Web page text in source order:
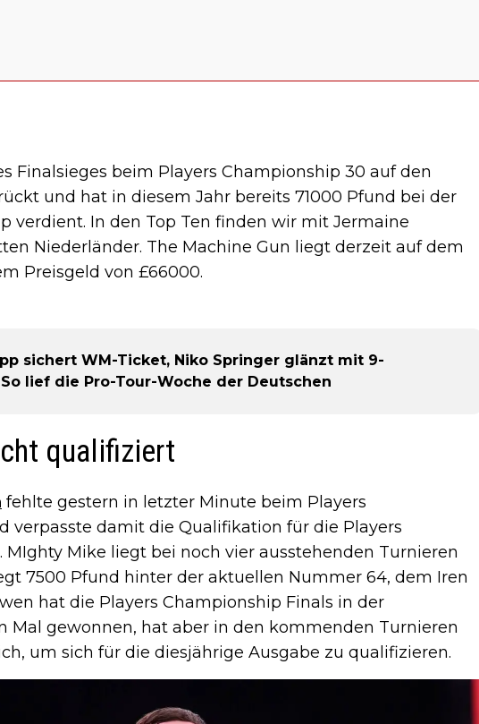
Finalsieges beim Players Championship 30 auf den
und hat in diesem Jahr bereits 71000 Pfund bei der
verdient. In den Top Ten finden wir mit Jermaine
Niederländer. The Machine Gun liegt derzeit auf dem
Preisgeld von £66000.
sichert WM-Ticket, Niko Springer glänzt mit 9-
lief die Pro-Tour-Woche der Deutschen
qualifiziert
fehlte gestern in letzter Minute beim Players
verpasste damit die Qualifikation für die Players
MIghty Mike liegt bei noch vier ausstehenden Turnieren
7500 Pfund hinter der aktuellen Nummer 64, dem Iren
hat die Players Championship Finals in der
Mal gewonnen, hat aber in den kommenden Turnieren
um sich für die diesjährige Ausgabe zu qualifizieren.